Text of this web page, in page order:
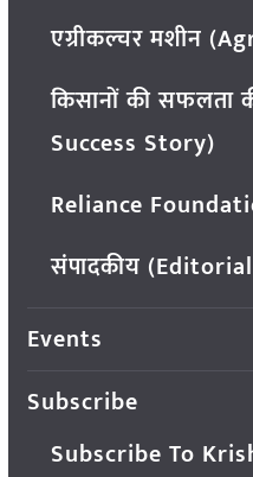
एग्रीकल्चर मशीन
किसानों की सफलता
Success Story)
Reliance
संपादकीय
Events
Subscribe
Subscribe To